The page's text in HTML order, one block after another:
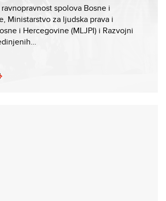
spolova Bosne i
Ministarstvo za ljudska prava i
i Hercegovine (MLJPI) i Razvojni